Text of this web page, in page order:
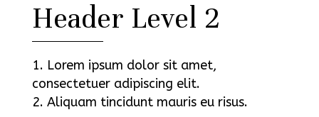
Header Level 2
Lorem ipsum dolor sit amet,
consectetuer adipiscing elit.
Aliquam tincidunt mauris eu risus.